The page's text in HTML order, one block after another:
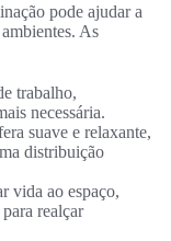
pode ajudar a
As
trabalho,
necessária.
suave e relaxante,
distribuição
vida ao espaço,
realçar